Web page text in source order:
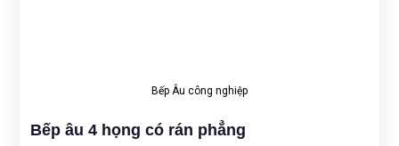
Bếp Âu công nghiệp
Bếp âu 4 họng có rán phẳng